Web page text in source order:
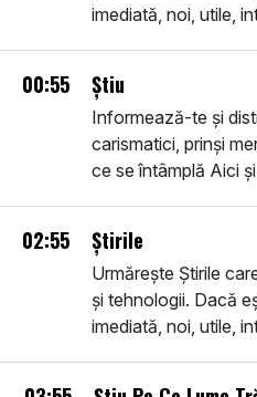
imediată, noi, utile,
00:55 Știu
Informează-te și
carismatici, prinși
ce se întâmplă Aici
02:55 Știrile
Urmărește Știrile
și tehnologii. Dacă
imediată, noi, utile,